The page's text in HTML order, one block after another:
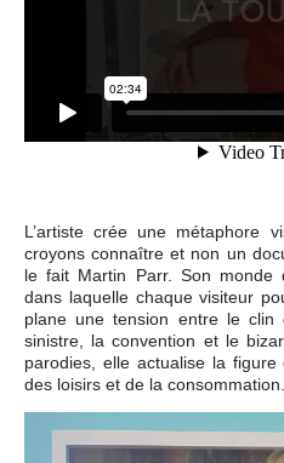
L’artiste crée une métaphore
croyons connaître et non un
le fait Martin Parr. Son monde
dans laquelle chaque visiteur
plane une tension entre le clin
sinistre, la convention et le
parodies, elle actualise la
des loisirs et de la consommation.